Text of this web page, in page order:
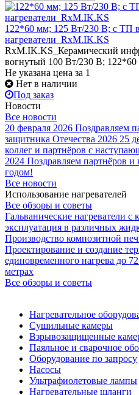
122*60 мм; 125 Вт/230 В; с ТП
нагреватели_RxM.IK.KS
RxM.IK.KS_Керамический
вогнутый 100 Вт/230 В;
Не указана цена за 1
Нет в наличии
Под заказ
Новости
Все новости
20 февраля 2026 Поздравляем
защитника Отечества 2026 25
коллег и партнёров с
2024 Поздравляем партнёров
годом!
Все новости
Использование нагревателей
Все обзоры и советы
Гальванические нагреватели с
эксплуатация в различных
Производство композитной
Проектирование и создание
единовременного нагрева до
метрах
Все обзоры и советы
Нагревательное
Сушильные камеры
Взрывозащищенные
Паяльное и сварочное
Оборудование по запросу
Насосы
Ультрафиолетовые лампы
Нагревательные шланги